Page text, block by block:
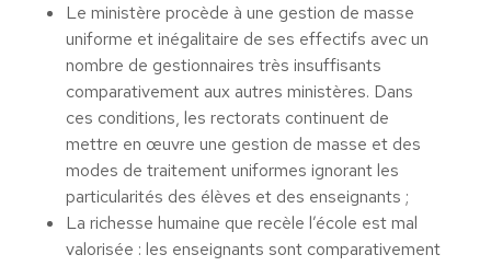
Le ministère procède à une gestion de masse
uniforme et inégalitaire de ses effectifs avec un
nombre de gestionnaires très insuffisants
comparativement aux autres ministères. Dans
ces conditions, les rectorats continuent de
mettre en œuvre une gestion de masse et des
modes de traitement uniformes ignorant les
particularités des élèves et des enseignants ;
La richesse humaine que recèle l’école est mal
valorisée : les enseignants sont comparativement